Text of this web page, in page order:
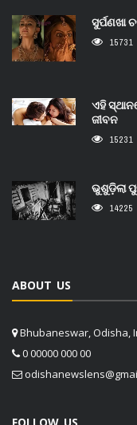
ସୁର୍ପଣଖା
15731
ଏହି
ଜୀବନ
15231
ଭୁଶୁଡ଼ିଲା
14225
ABOUT US
Bhubaneswar, Odisha,
0 00000 000 00